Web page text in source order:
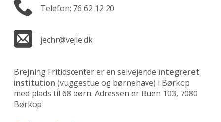
Telefon: 76 62 12 20
jechr@vejle.dk
Brejning Fritidscenter er en selvejende integreret
institution (vuggestue og børnehave) i Børkop
med plads til 68 børn. Adressen er Buen 103, 7080
Børkop